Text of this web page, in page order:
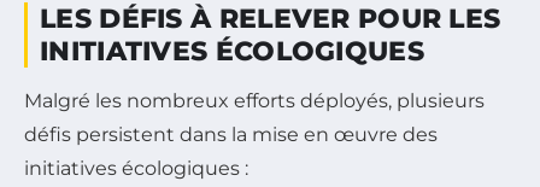
LES DÉFIS À RELEVER POUR LES
INITIATIVES ÉCOLOGIQUES
Malgré les nombreux efforts déployés, plusieurs
défis persistent dans la mise en œuvre des
initiatives écologiques :